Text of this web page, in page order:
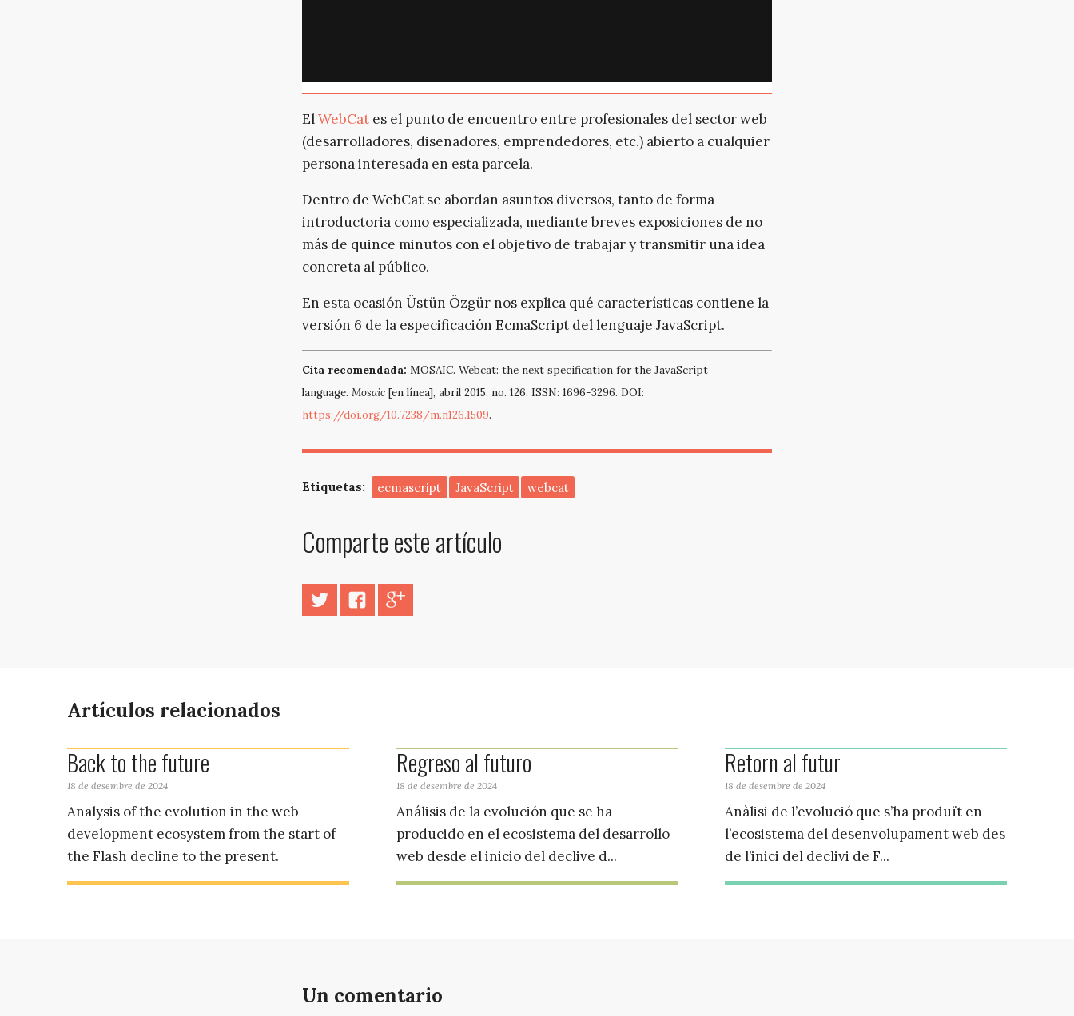
ElWebCat es el punto de encuentro entre profesionales del sector web
(desarrolladores, diseñadores, emprendedores, etc.) abierto a cualquier
persona interesada en esta parcela.
Dentro de WebCat se abordan asuntos diversos, tanto de forma
introductoria como especializada, mediante breves exposiciones de no
más de quince minutos con el objetivo de trabajar y transmitir una idea
concreta al público.
En esta ocasión Üstün Özgürnos explica qué características contiene la
versión 6 de la especificación EcmaScript del lenguaje JavaScript.
Cita recomendada: MOSAIC. Webcat: the next specification for the JavaScript
language. Mosaic [en línea], abril 2015, no. 126. ISSN: 1696-3296. DOI:
https://doi.org/10.7238/m.n126.1509.
Etiquetas: ecmascript JavaScript webcat
Comparte este artículo
Twitter Facebook
Artículos relacionados
Back to the future
18 de desembre de 2024
Analysis of the evolution in the web
development ecosystem from the start of
the Flash decline to the present.
Regreso al futuro
18 de desembre de 2024
Análisis de la evolución que se ha
producido en el ecosistema del desarrollo
web desde el inicio del declive d...
Retorn al futur
18 de desembre de 2024
Anàlisi de l’evolució que s’ha produït en
l’ecosistema del desenvolupament web des
de l’inici del declivi de F...
Un comentario